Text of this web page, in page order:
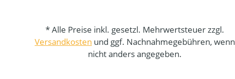
* Alle Preise inkl. gesetzl. Mehrwertsteuer zzgl.
Versandkosten und ggf. Nachnahmegebühren, wenn
nicht anders angegeben.